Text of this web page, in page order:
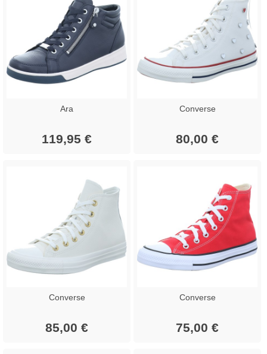
Ara
119,95 €
Converse
80,00 €
Converse
85,00 €
Converse
75,00 €